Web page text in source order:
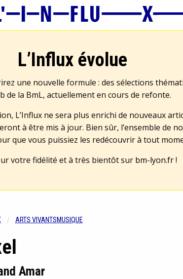
L’Influx évolue
une nouvelle formule : des sélections
de la BmL, actuellement en cours de refonte.
L’Influx ne sera plus enrichi de nouveaux
à être mis à jour. Bien sûr, l’ensemble de
que vous puissiez les redécouvrir à tout
votre fidélité et à très bientôt sur bm-lyon.fr!
ARTS VIVANTSMUSIQUE
Amar